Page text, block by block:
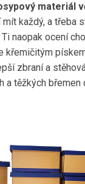
materiál
každý, a třeba
naopak ocení
křemičitým
zbraní a
a těžkých břemen